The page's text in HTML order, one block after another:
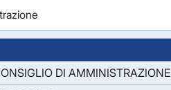
DI AMMINISTRAZIONE